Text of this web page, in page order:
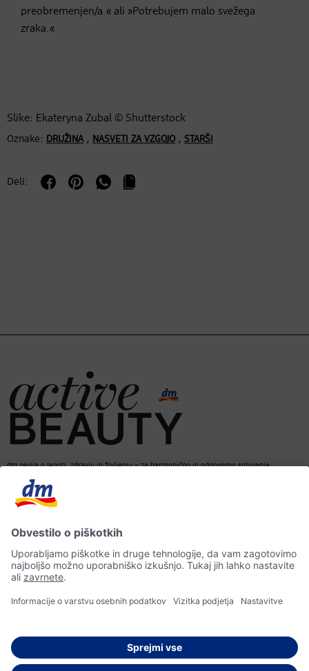
preobremenjen/a.« ali »Potrebujem malo svežega
zraka.«
Slike: Ekateryna Zubal © Shutterstock
Oznake: DRUŽINA, NASVETI ZA VZGOJO , STARŠI
Deli:
dm revija o lepoti, zdravju in življenju – za harmonično in odgovorno sobivanje.
© 2026 dm drogerie markt d.o.o.